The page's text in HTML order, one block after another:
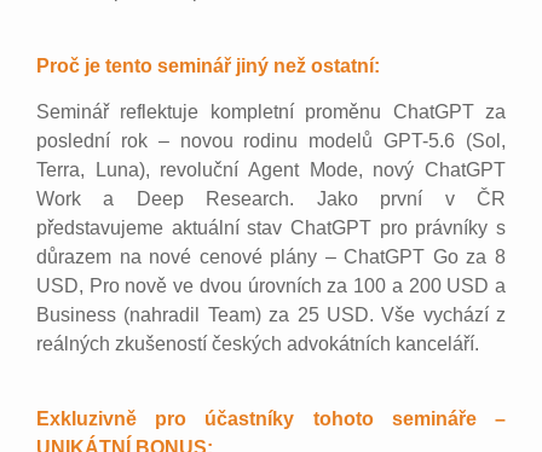
Proč je tento seminář jiný než ostatní:
Seminář reflektuje kompletní proměnu ChatGPT za
poslední rok – novou rodinu modelů GPT-5.6 (Sol,
Terra, Luna), revoluční Agent Mode, nový ChatGPT
Work a Deep Research. Jako první v ČR
představujeme aktuální stav ChatGPT pro právníky s
důrazem na nové cenové plány – ChatGPT Go za 8
USD, Pro nově ve dvou úrovních za 100 a 200 USD a
Business (nahradil Team) za 25 USD. Vše vychází z
reálných zkušeností českých advokátních kanceláří.
Exkluzivně pro účastníky tohoto semináře –
UNIKÁTNÍ BONUS: